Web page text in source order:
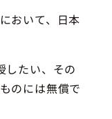
おいて、日本
したい、その
のには無償で